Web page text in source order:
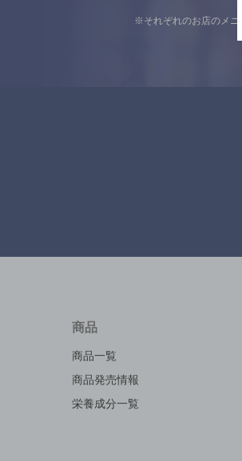
※それぞれのお店のメニ
商品
商品一覧
商品発売情報
栄養成分一覧